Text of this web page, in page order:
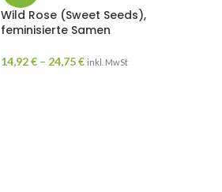
Wild Rose (Sweet Seeds),
feminisierte Samen
14,92€ – 24,75€ inkl. MwSt